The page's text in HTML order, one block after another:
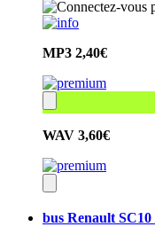
MP3 2,40€
WAV 3,60€
bus Renault SC10